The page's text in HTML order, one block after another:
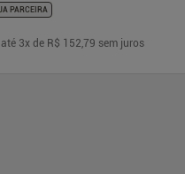
PARCEIRA
até 3x de R$ 152,79 sem juros